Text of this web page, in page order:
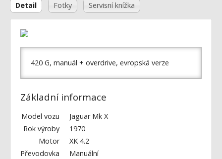
Členové
Naše vozy
Akce
Fórum
Videa
Kontakt
Detail Fotky Servisní knížka
420 G, manuál + overdrive, evropská verze
Základní informace
Model vozu
Jaguar Mk X
Rok výroby
1970
Motor
XK 4.2
Převodovka
Manuální